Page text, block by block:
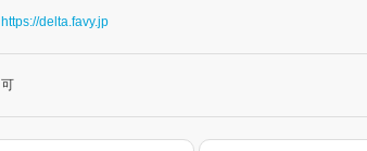
https://delta.favy.jp
可